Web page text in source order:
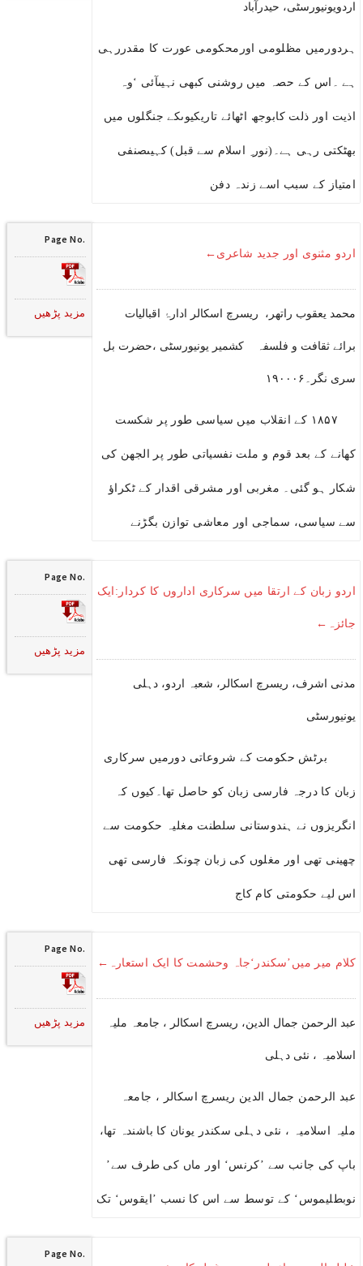
اردویونیورسٹی، حیدرآباد
ہردورمیں مظلومی اورمحکومی عورت کا مقدررہی
ہے ۔اس کے حصہ میں روشنی کبھی نہیںآئی ‘وہ
اذیت اور ذلت کابوجھ اٹھائے تاریکیوںکے جنگلوں میں
بھٹکتی رہی ہے۔(نور ِ اسلام سے قبل) کہیںصنفی
امتیاز کے سبب اسے زندہ دفن
اردو مثنوی اور جدید شاعری←
برائے ثقافت و فلسفہ کشمیر یونیورسٹی ،حضرت بل
سری نگر۔۱۹۰۰۰۶
۱۸۵۷ کے انقلاب میں سیاسی طور پر شکست
کھانے کے بعد قوم و ملت نفسیاتی طور پر الجھن کی
شکار ہو گئی۔ مغربی اور مشرقی اقدار کے ٹکراؤ
سے سیاسی، سماجی اور معاشی توازن بگڑنے
Page No.
مزید پڑھیں
اردو زبان کے ارتقا میں سرکاری اداروں کا کردار:ایک
جائزہ←
مدنی اشرف، ریسرچ اسکالر، شعبہ اردو، دہلی
یونیورسٹی
برٹش حکومت کے شروعاتی دورمیں سرکاری
زبان کا درجہ فارسی زبان کو حاصل تھا۔کیوں کہ
انگریزوں نے ہندوستانی سلطنت مغلیہ حکومت سے
چھینی تھی اور مغلوں کی زبان چونکہ فارسی تھی
اس لیے حکومتی کام کاج
Page No.
مزید پڑھیں
کلام میر میں’سکندر‘جاہ وحشمت کا ایک استعارہ←
عبد الرحمن جمال الدین، ریسرچ اسکالر ، جامعہ ملیہ
اسلامیہ ، نئی دہلی
عبد الرحمن جمال الدین ریسرچ اسکالر ، جامعہ
ملیہ اسلامیہ ، نئی دہلی سکندر یونان کا باشندہ تھا،
باپ کی جانب سے ’کرنس‘ اور ماں کی طرف سے’
نوبطلیموس‘ کے توسط سے اس کا نسب ’ایقوس‘ تک
Page No.
مزید پڑھیں
Page No.